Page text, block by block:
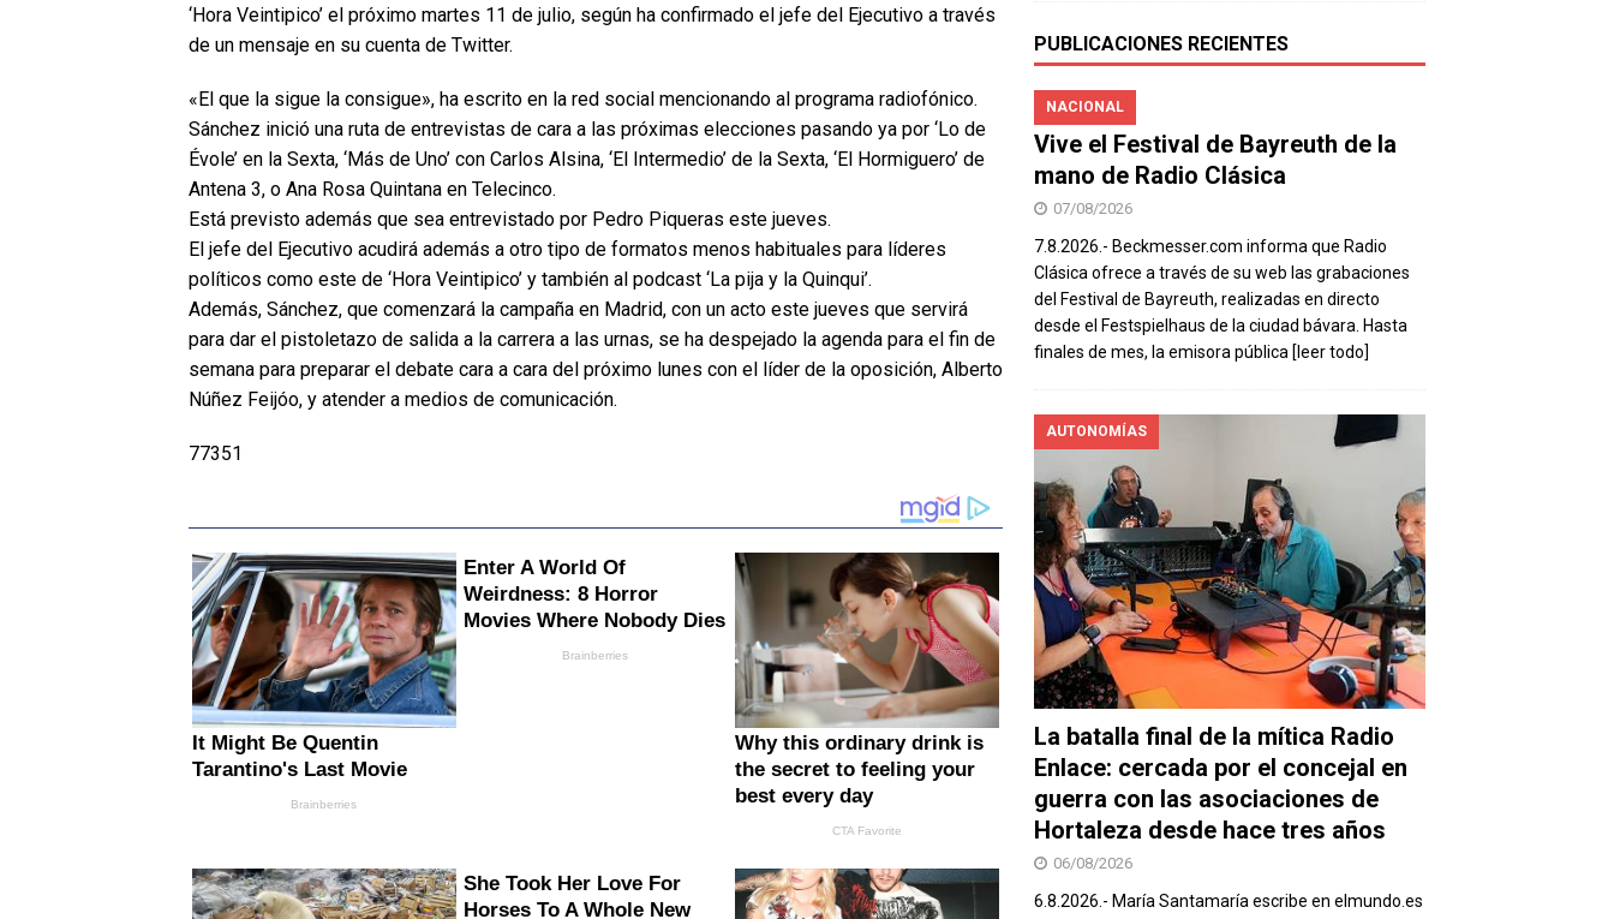
‘Hora Veintipico’ el próximo martes 11 de julio, según ha confirmado el jefe del Ejecutivo a través
de un mensaje en su cuenta de Twitter.
«El que la sigue la consigue», ha escrito en la red social mencionando al programa radiofónico.
Sánchez inició una ruta de entrevistas de cara a las próximas elecciones pasando ya por ‘Lo de
Évole’ en la Sexta, ‘Más de Uno’ con Carlos Alsina, ‘El Intermedio’ de la Sexta, ‘El Hormiguero’ de
Antena 3, o Ana Rosa Quintana en Telecinco.
Está previsto además que sea entrevistado por Pedro Piqueras este jueves.
El jefe del Ejecutivo acudirá además a otro tipo de formatos menos habituales para líderes
políticos como este de ‘Hora Veintipico’ y también al podcast ‘La pija y la Quinqui’.
Además, Sánchez, que comenzará la campaña en Madrid, con un acto este jueves que servirá
para dar el pistoletazo de salida a la carrera a las urnas, se ha despejado la agenda para el fin de
semana para preparar el debate cara a cara del próximo lunes con el líder de la oposición, Alberto
Núñez Feijóo, y atender a medios de comunicación.
77351
PUBLICACIONES RECIENTES
NACIONAL
Vive el Festival de Bayreuth de la
mano de Radio Clásica
07/08/2026
7.8.2026.- Beckmesser.com informa que Radio
Clásica ofrece a través de su web las grabaciones
del Festival de Bayreuth, realizadas en directo
desde el Festspielhaus de la ciudad bávara. Hasta
finales de mes, la emisora pública [leer todo]
AUTONOMÍAS
La batalla final de la mítica Radio
Enlace: cercada por el concejal en
guerra con las asociaciones de
Hortaleza desde hace tres años
06/08/2026
6.8.2026.- María Santamaría escribe en elmundo.es